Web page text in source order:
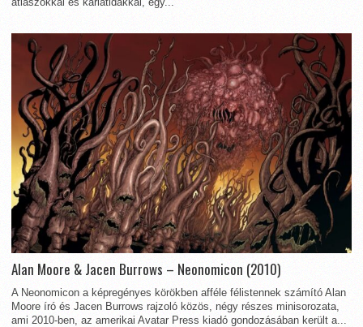
Alan Moore & Jacen Burrows – Neonomicon (2010)
A Neonomicon a képregényes körökben afféle félistennek számító Alan
Moore író és Jacen Burrows rajzoló közös, négy részes minisorozata,
ami 2010-ben, az amerikai Avatar Press kiadó gondozásában került a...